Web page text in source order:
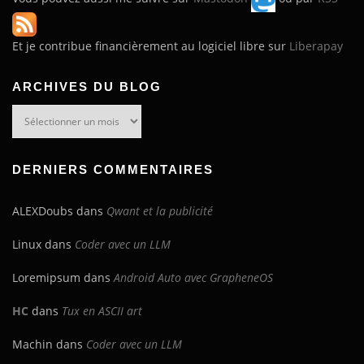
Et je contribue financièrement au logiciel libre sur Liberapay
ARCHIVES DU BLOG
DERNIERS COMMENTAIRES
ALEXDoubs dans Qwant et la publicité
Linux dans Coder avec un LLM
Loremipsum dansAndroid Auto avec GrapheneOS
HC dans Tux en ASCII art
Machin dans Coder avec un LLM